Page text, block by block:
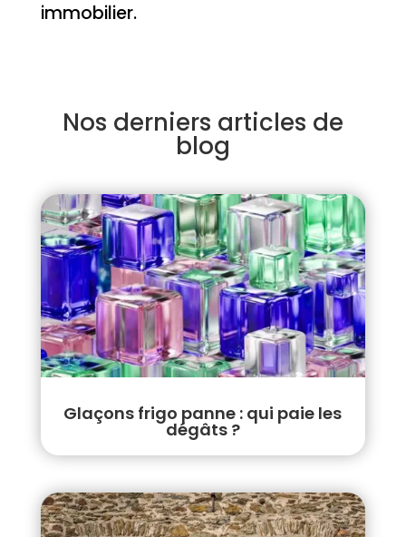
immobilier.
Nos derniers articles de
blog
Glaçons frigo panne : qui paie les
dégâts ?